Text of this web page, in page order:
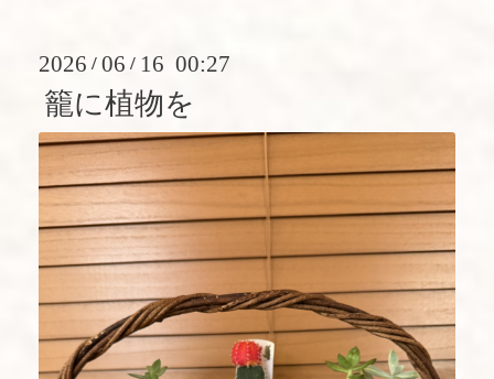
2026 / 06 / 16 00:27
籠に植物を